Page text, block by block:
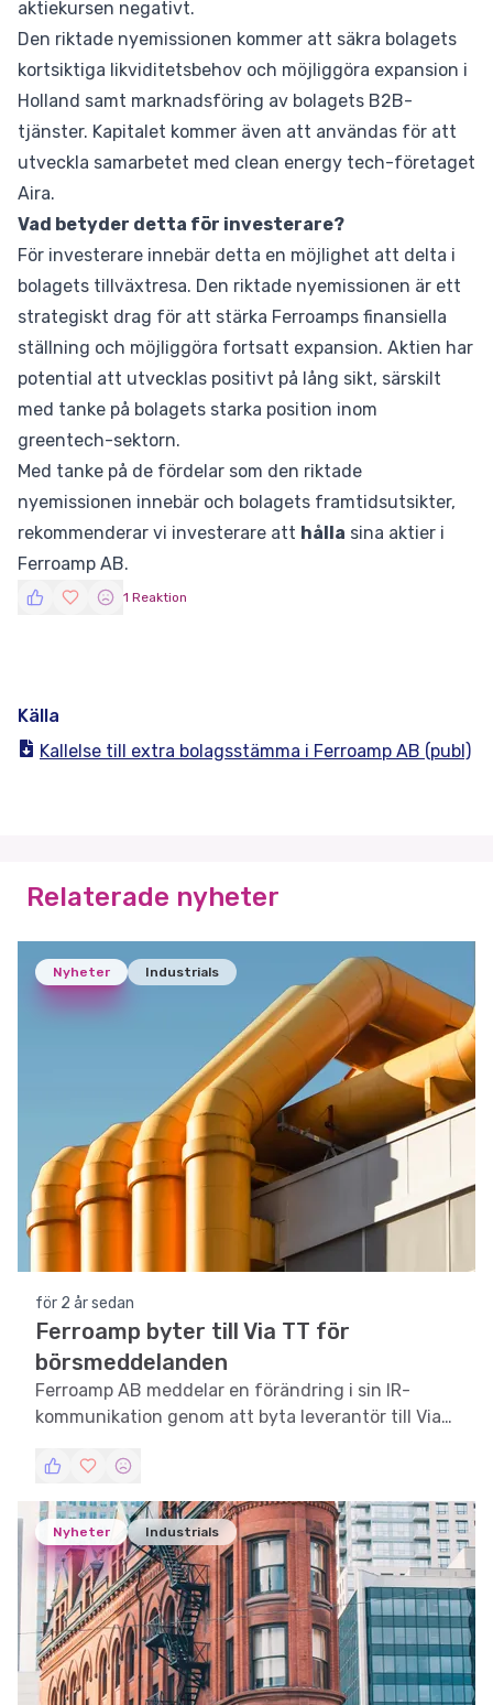
aktiekursen negativt.
Den riktade nyemissionen kommer att säkra bolagets
kortsiktiga likviditetsbehov och möjliggöra expansion i
Holland samt marknadsföring av bolagets B2B-
tjänster. Kapitalet kommer även att användas för att
utveckla samarbetet med clean energy tech-företaget
Aira.
Vad betyder detta för investerare?
För investerare innebär detta en möjlighet att delta i
bolagets tillväxtresa. Den riktade nyemissionen är ett
strategiskt drag för att stärka Ferroamps finansiella
ställning och möjliggöra fortsatt expansion. Aktien har
potential att utvecklas positivt på lång sikt, särskilt
med tanke på bolagets starka position inom
greentech-sektorn.
Med tanke på de fördelar som den riktade
nyemissionen innebär och bolagets framtidsutsikter,
rekommenderar vi investerare att hålla sina aktier i
Ferroamp AB.
1 Reaktion
Källa
Kallelse till extra bolagsstämma i Ferroamp AB (publ)
Relaterade nyheter
Nyheter Industrials
för 2 år sedan
Ferroamp byter till Via TT för
börsmeddelanden
Ferroamp AB meddelar en förändring i sin IR-
kommunikation genom att byta leverantör till Via
Nyheter Industrials